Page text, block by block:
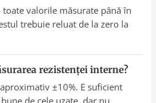
valorile măsurate până în
trebuie reluat de la zero la
rezistenței interne?
±10%. E suficient